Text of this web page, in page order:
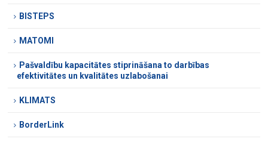
BISTEPS
MATOMI
Pašvaldību kapacitātes stiprināšana to darbības
efektivitātes un kvalitātes uzlabošanai
KLIMATS
BorderLink